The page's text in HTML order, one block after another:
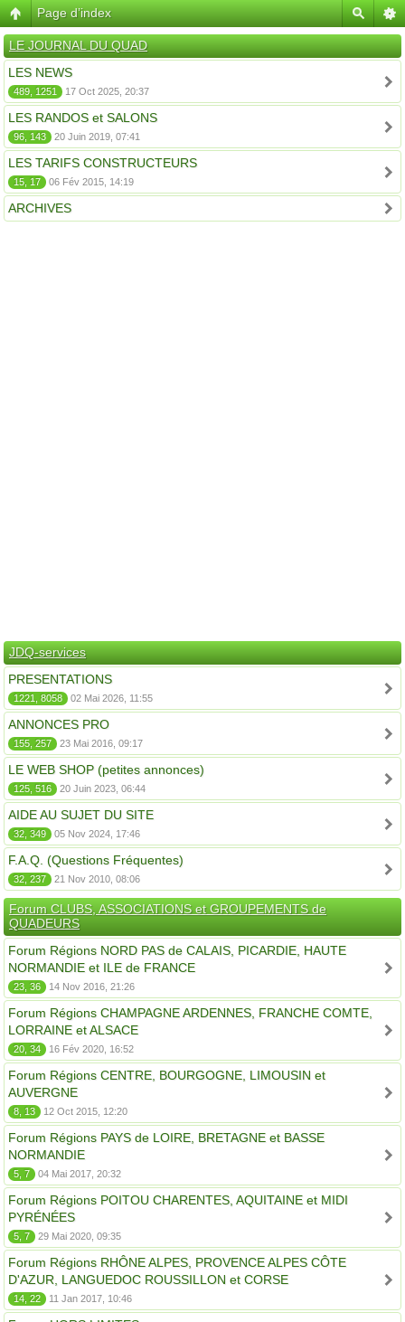
Page d’index
LE JOURNAL DU QUAD
LES NEWS
489, 1251 17 Oct 2025, 20:37
LES RANDOS et SALONS
96, 143 20 Juin 2019, 07:41
LES TARIFS CONSTRUCTEURS
15, 17 06 Fév 2015, 14:19
ARCHIVES
JDQ-services
PRESENTATIONS
1221, 8058 02 Mai 2026, 11:55
ANNONCES PRO
155, 257 23 Mai 2016, 09:17
LE WEB SHOP (petites annonces)
125, 516 20 Juin 2023, 06:44
AIDE AU SUJET DU SITE
32, 349 05 Nov 2024, 17:46
F.A.Q. (Questions Fréquentes)
32, 237 21 Nov 2010, 08:06
Forum CLUBS, ASSOCIATIONS et GROUPEMENTS de
QUADEURS
Forum Régions NORD PAS de CALAIS, PICARDIE, HAUTE
NORMANDIE et ILE de FRANCE
23, 36 14 Nov 2016, 21:26
Forum Régions CHAMPAGNE ARDENNES, FRANCHE COMTE,
LORRAINE et ALSACE
20, 34 16 Fév 2020, 16:52
Forum Régions CENTRE, BOURGOGNE, LIMOUSIN et
AUVERGNE
8, 13 12 Oct 2015, 12:20
Forum Régions PAYS de LOIRE, BRETAGNE et BASSE
NORMANDIE
5, 7 04 Mai 2017, 20:32
Forum Régions POITOU CHARENTES, AQUITAINE et MIDI
PYRÉNÉES
5, 7 29 Mai 2020, 09:35
Forum Régions RHÔNE ALPES, PROVENCE ALPES CÔTE
D'AZUR, LANGUEDOC ROUSSILLON et CORSE
14, 22 11 Jan 2017, 10:46